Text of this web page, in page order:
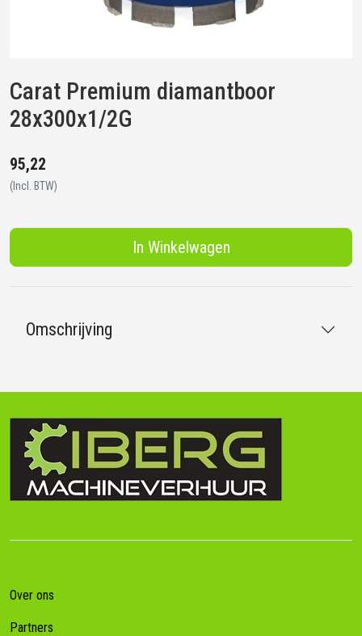
Carat Premium diamantboor
28x300x1/2G
95,22
(Incl. BTW)
In Winkelwagen
Omschrijving
Over ons
Partners